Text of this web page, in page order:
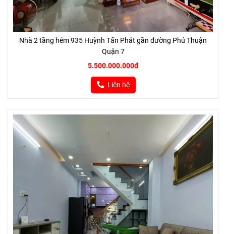
Nhà 2 tầng hẻm 935 Huỳnh Tấn Phát gần đường Phú Thuận
Quận 7
5.500.000.000đ
Liên hệ